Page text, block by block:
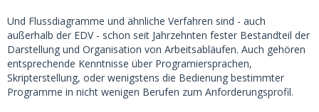
Und Flussdiagramme und ähnliche Verfahren sind - auch
außerhalb der EDV - schon seit Jahrzehnten fester Bestandteil der
Darstellung und Organisation von Arbeitsabläufen. Auch gehören
entsprechende Kenntnisse über Programiersprachen,
Skripterstellung, oder wenigstens die Bedienung bestimmter
Programme in nicht wenigen Berufen zum Anforderungsprofil.